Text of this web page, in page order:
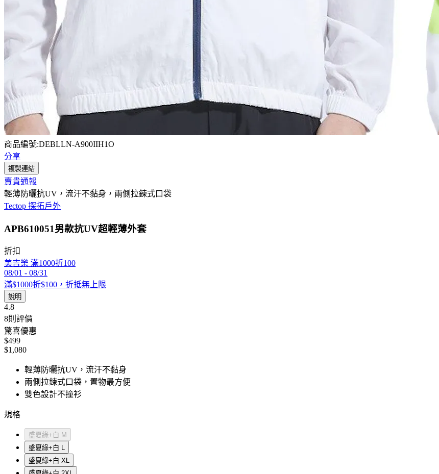
商品編號:DEBLLN-A900IIH1O
分享
複製連結
賣貴通報
輕薄防曬抗UV，流汗不黏身，兩側拉鍊式口袋
Tectop 探拓戶外
APB610051男款抗UV超輕薄外套
折扣
美吉樂 滿1000折100
08/01 - 08/31
滿$1000折$100，折抵無上限
說明
4.8
8則評價
驚喜優惠
$499
$1,080
輕薄防曬抗UV，流汗不黏身
兩側拉鍊式口袋，置物最方便
雙色設計不撞衫
規格
盛夏綠+白 M
盛夏綠+白 L
盛夏綠+白 XL